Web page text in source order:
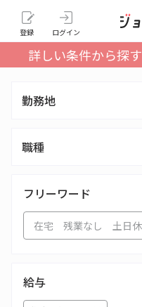
登録 ログイン
詳しい条件から探す
勤務地
職種
フリーワード
給与